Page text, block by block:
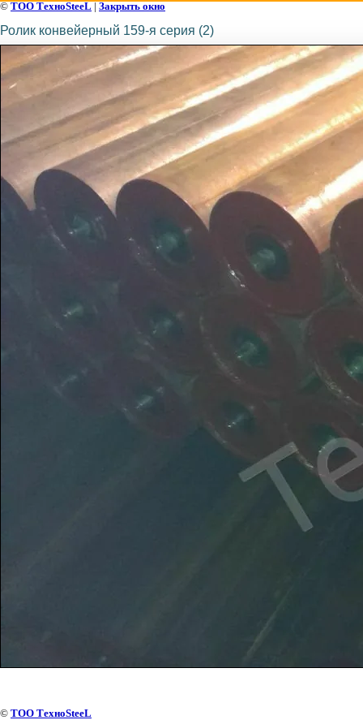
© ТОО ТехноSteeL | Закрыть окно
Ролик конвейерный 159-я серия (2)
© ТОО ТехноSteeL